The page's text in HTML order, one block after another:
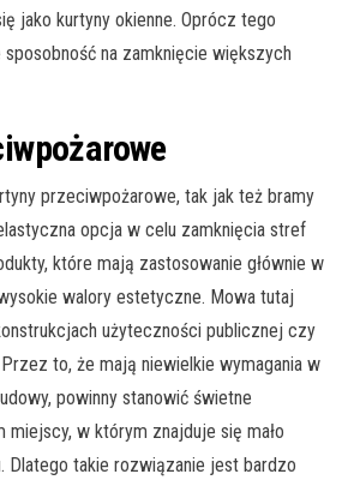
jako kurtyny okienne. Oprócz tego
na zamknięcie większych
przeciwpożarowe, tak jak też bramy
opcja w celu zamknięcia stref
które mają zastosowanie głównie w
walory estetyczne. Mowa tutaj
użyteczności publicznej czy
to, że mają niewielkie wymagania w
powinny stanowić świetne
miejscy, w którym znajduje się mało
Dlatego takie rozwiązanie jest bardzo